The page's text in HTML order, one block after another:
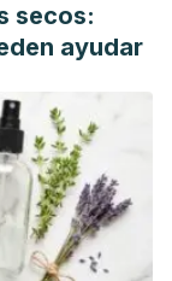
secos:
ayudar